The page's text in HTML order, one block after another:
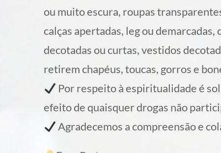
ou muito escura, roupas
calças apertadas, leg ou demarcadas,
decotadas ou curtas, vestidos
retirem chapéus, toucas, gorros e
Por respeito à espiritualidade é
efeito de quaisquer drogas não
Agradecemos a compreensão e